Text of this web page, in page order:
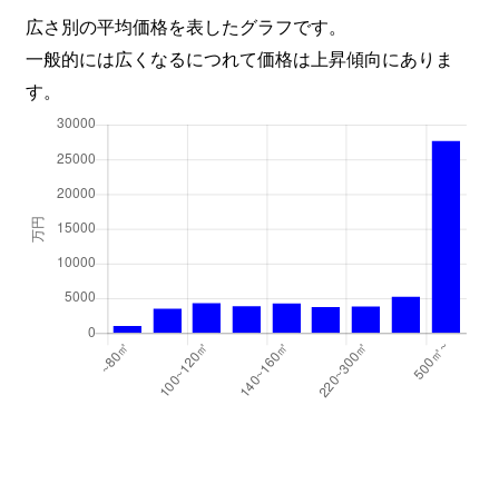
広さ別の平均価格を表したグラフです。
一般的には広くなるにつれて価格は上昇傾向にありま
す。